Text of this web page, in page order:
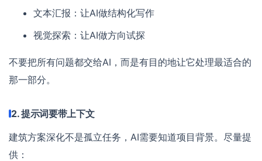
文本汇报：让AI做结构化写作
视觉探索：让AI做方向试探
不要把所有问题都交给AI，而是有目的地让它处理最适合的
那一部分。
2. 提示词要带上下文
建筑方案深化不是孤立任务，AI需要知道项目背景。尽量提
供：